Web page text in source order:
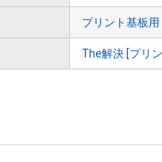
プリント基板
The解決 [プリ